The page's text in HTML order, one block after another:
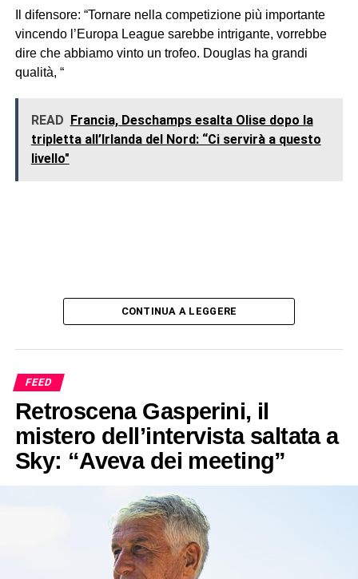
Il difensore: “Tornare nella competizione più importante
vincendo l’Europa League sarebbe intrigante, vorrebbe
dire che abbiamo vinto un trofeo. Douglas ha grandi
qualità, “
READ Francia, Deschamps esalta Olise dopo la
tripletta all’Irlanda del Nord: “Ci servirà a questo
livello"
CONTINUA A LEGGERE
FEED
Retroscena Gasperini, il
mistero dell’intervista saltata a
Sky: “Aveva dei meeting”